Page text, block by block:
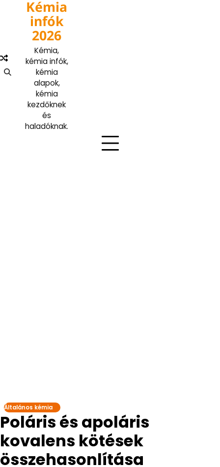
Kémia
infók
2026
Kémia,
kémia infók,
kémia
alapok,
kémia
kezdőknek
és
haladóknak.
Általános kémia
Poláris és apoláris
kovalens kötések
összehasonlítása